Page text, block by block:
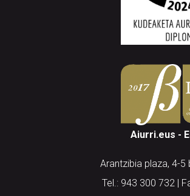
Aiurri.eus -
Arantzibia plaza, 4-5
Tel.: 943 300 732 |